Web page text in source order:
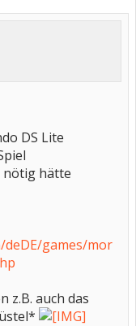
DS Lite
nötig hätte
games/mor
z.B. auch das